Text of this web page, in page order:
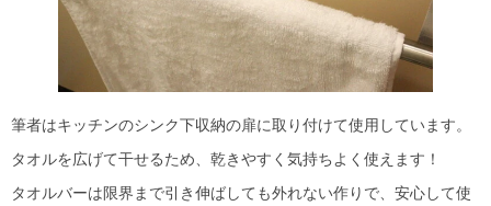
筆者はキッチンのシンク下収納の扉に取り付けて使用しています。
タオルを広げて干せるため、乾きやすく気持ちよく使えます！
タオルバーは限界まで引き伸ばしても外れない作りで、安心して使